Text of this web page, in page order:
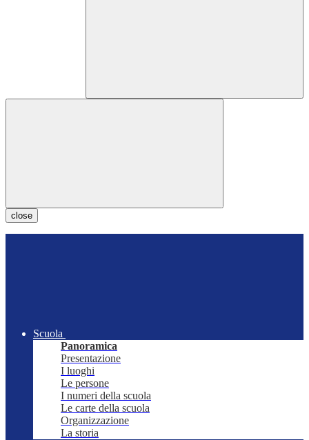
close
Scuola
Panoramica
Presentazione
I luoghi
Le persone
I numeri della scuola
Le carte della scuola
Organizzazione
La storia